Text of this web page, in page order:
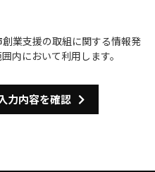
業支援の取組に関する情報発
内において利用します。
力内容を確認